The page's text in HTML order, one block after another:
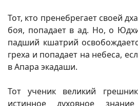
Тот, кто пренебрегает своей
боя, попадает в ад. Но, о
падший кшатрий
греха и попадает на небеса,
в Апара экадаши.
Тот ученик великий
истинное духовное